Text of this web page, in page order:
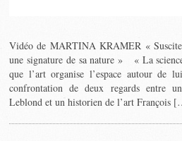
Vidéo de MARTINA KRAMER «
une signature de sa nature » « La
que l’art organise l’espace autour
confrontation de deux regards entre
Leblond et un historien de l’art François